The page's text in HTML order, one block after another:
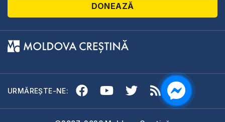
DONEAZĂ
URMĂREȘTE-NE: